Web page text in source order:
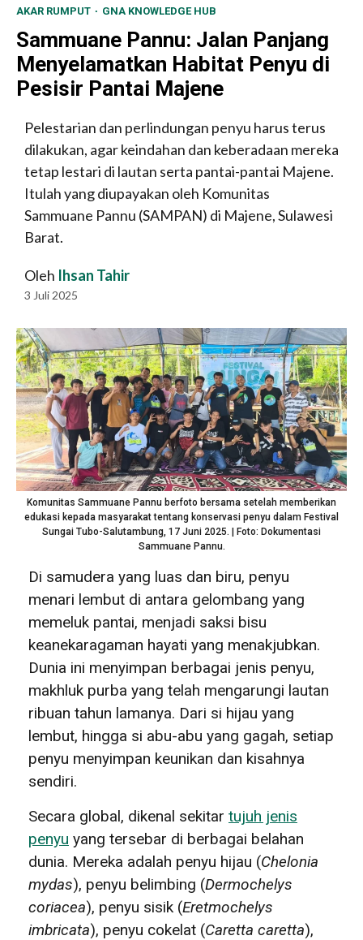
AKAR RUMPUT GNA KNOWLEDGE HUB
Sammuane Pannu: Jalan Panjang
Menyelamatkan Habitat Penyu di
Pesisir Pantai Majene
Pelestarian dan perlindungan penyu harus terus
dilakukan, agar keindahan dan keberadaan mereka
tetap lestari di lautan serta pantai-pantai Majene.
Itulah yang diupayakan oleh Komunitas
Sammuane Pannu (SAMPAN) di Majene, Sulawesi
Barat.
Oleh Ihsan Tahir
3 Juli 2025
Komunitas Sammuane Pannu berfoto bersama setelah memberikan
edukasi kepada masyarakat tentang konservasi penyu dalam Festival
Sungai Tubo-Salutambung, 17 Juni 2025. | Foto: Dokumentasi
Sammuane Pannu.
Di samudera yang luas dan biru, penyu
menari lembut di antara gelombang yang
memeluk pantai, menjadi saksi bisu
keanekaragaman hayati yang menakjubkan.
Dunia ini menyimpan berbagai jenis penyu,
makhluk purba yang telah mengarungi lautan
ribuan tahun lamanya. Dari si hijau yang
lembut, hingga si abu-abu yang gagah, setiap
penyu menyimpan keunikan dan kisahnya
sendiri.
Secara global, dikenal sekitar tujuh jenis
penyu yang tersebar di berbagai belahan
dunia. Mereka adalah penyu hijau (Chelonia
mydas), penyu belimbing (Dermochelys
coriacea), penyu sisik (Eretmochelys
imbricata), penyu cokelat (Caretta caretta),